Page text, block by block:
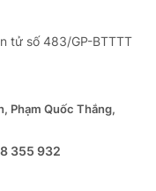
tử số 483/GP-BTTTT
Phạm Quốc Thắng,
355 932